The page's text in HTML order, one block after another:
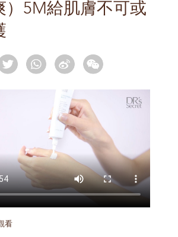
）5M給肌膚不可或
看